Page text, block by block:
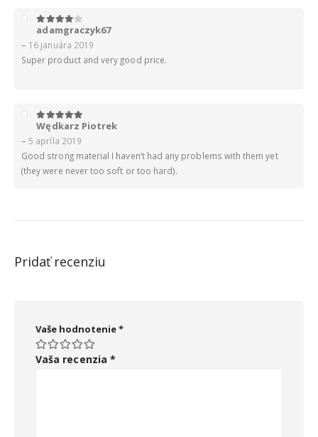
4z 5
adamgraczyk67
– 16 januára 2019
Super product and very good price.
5z 5
Wędkarz Piotrek
– 5 apríla 2019
Good strong material I haven’t had any problems with them yet
(they were never too soft or too hard).
Pridať recenziu
Vaše hodnotenie*
Vaša recenzia *